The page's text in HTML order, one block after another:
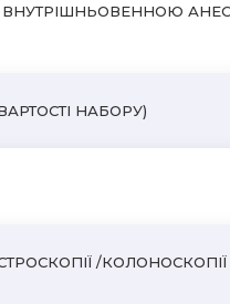
НАБОРУ)
/КОЛОНОСКОПІЇ I